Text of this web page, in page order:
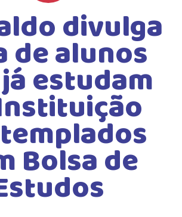
ESCOLAR 2026divulga
de alunos
estudam
Bolsa de